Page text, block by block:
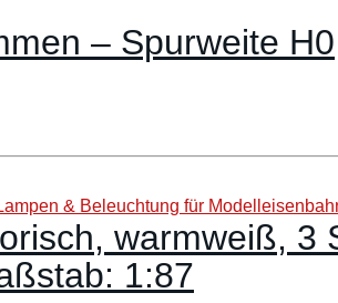
– Spurweite H0
warmweiß, 3
1:87